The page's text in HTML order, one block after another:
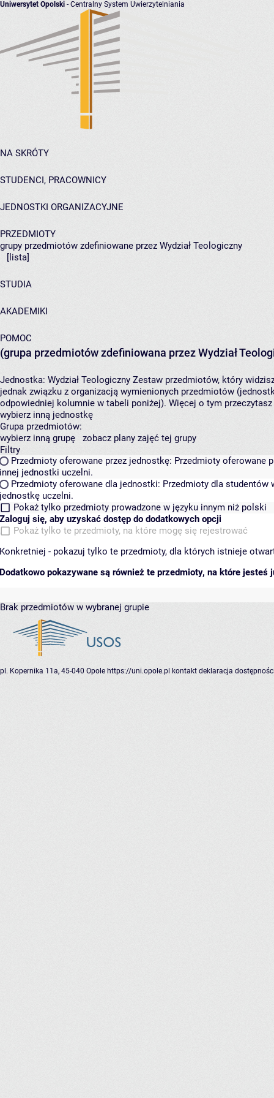
Uniwersytet Opolski - Centralny System Uwierzytelniania
NA SKRÓTY
STUDENCI, PRACOWNICY
JEDNOSTKI ORGANIZACYJNE
PRZEDMIOTY
grupy przedmiotów zdefiniowane przez Wydział Teologiczny
[lista]
STUDIA
AKADEMIKI
POMOC
(grupa przedmiotów zdefiniowana przez Wydział
Jednostka: Wydział Teologiczny Zestaw przedmiotów, który
jednak związku z organizacją wymienionych przedmiotów
odpowiedniej kolumnie w tabeli poniżej). Więcej o tym
wybierz inną jednostkę
Grupa przedmiotów:
wybierz inną grupę
zobacz plany zajęć tej grupy
Filtry
Przedmioty oferowane przez jednostkę: Przedmioty oferowane
innej jednostki uczelni.
Przedmioty oferowane dla jednostki: Przedmioty dla studentów
jednostkę uczelni.
Pokaż tylko przedmioty prowadzone w języku innym niż polski
Zaloguj się, aby uzyskać dostęp do dodatkowych opcji
Pokaż tylko te przedmioty, na które mogę się rejestrować
Konkretniej - pokazuj tylko te przedmioty, dla których istnieje
Dodatkowo pokazywane są również te przedmioty, na które jesteś
Brak przedmiotów w wybranej grupie
pl. Kopernika 11a, 45-040 Opole https://uni.opole.pl kontakt deklaracja